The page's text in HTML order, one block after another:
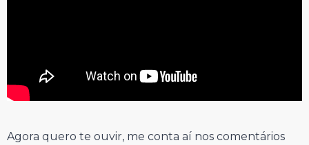
Agora quero te ouvir, me conta aí nos comentários